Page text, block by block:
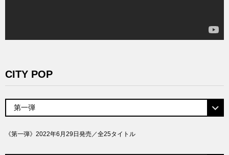
CITY POP
《第一弾》2022年6月29日発売／全25タイトル